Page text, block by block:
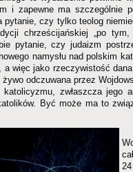
i zapewne ma szczególnie
pytanie, czy tylko teolog
chrześcijańskiej „po
pytanie, czy judaizm
namysłu nad polskim
a więc jako rzeczywistość
odczuwana przez
zwłaszcza jego
Być może ma to